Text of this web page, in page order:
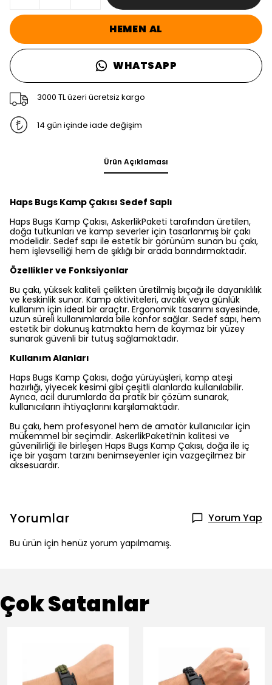
HEMEN AL
WHATSAPP
3000 TL üzeri ücretsiz kargo
14 gün içinde iade değişim
Ürün Açıklaması
Haps Bugs Kamp Çakısı Sedef Saplı
Haps Bugs Kamp Çakısı, AskerlikPaketi tarafından üretilen,
doğa tutkunları ve kamp severler için tasarlanmış bir çakı
modelidir. Sedef sapı ile estetik bir görünüm sunan bu çakı,
hem işlevselliği hem de şıklığı bir arada barındırmaktadır.
Özellikler ve Fonksiyonlar
Bu çakı, yüksek kaliteli çelikten üretilmiş bıçağı ile dayanıklılık
ve keskinlik sunar. Kamp aktiviteleri, avcılık veya günlük
kullanım için ideal bir araçtır. Ergonomik tasarımı sayesinde,
uzun süreli kullanımlarda bile konfor sağlar. Sedef sapı, hem
estetik bir dokunuş katmakta hem de kaymaz bir yüzey
sunarak güvenli bir tutuş sağlamaktadır.
Kullanım Alanları
Haps Bugs Kamp Çakısı, doğa yürüyüşleri, kamp ateşi
hazırlığı, yiyecek kesimi gibi çeşitli alanlarda kullanılabilir.
Ayrıca, acil durumlarda da pratik bir çözüm sunarak,
kullanıcıların ihtiyaçlarını karşılamaktadır.
Bu çakı, hem profesyonel hem de amatör kullanıcılar için
mükemmel bir seçimdir. AskerlikPaketi’nin kalitesi ve
güvenilirliği ile birleşen Haps Bugs Kamp Çakısı, doğa ile iç
içe bir yaşam tarzını benimseyenler için vazgeçilmez bir
aksesuardır.
Yorumlar Yorum Yap
Bu ürün için henüz yorum yapılmamış.
Çok Satanlar